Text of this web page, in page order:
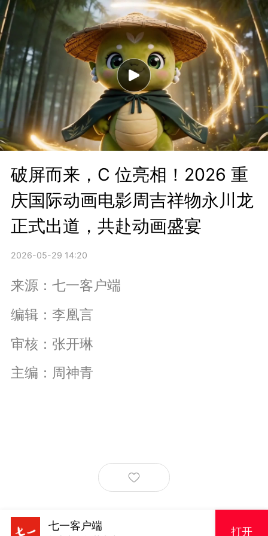
破屏而来，C 位亮相！2026 重
庆国际动画电影周吉祥物永川龙
正式出道，共赴动画盛宴
2026-05-29 14:20
来源：七一客户端
编辑：李凰言
审核：张开琳
主编：周神青
七一客户端 打开